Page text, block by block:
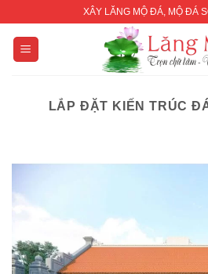
content
XÂY LĂNG MỘ ĐÁ, MỘ ĐÁ
LẮP ĐẶT KIẾN TRÚC